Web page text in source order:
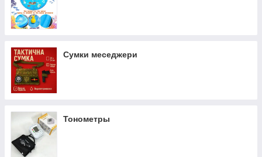
Сумки меседжери
Тонометры